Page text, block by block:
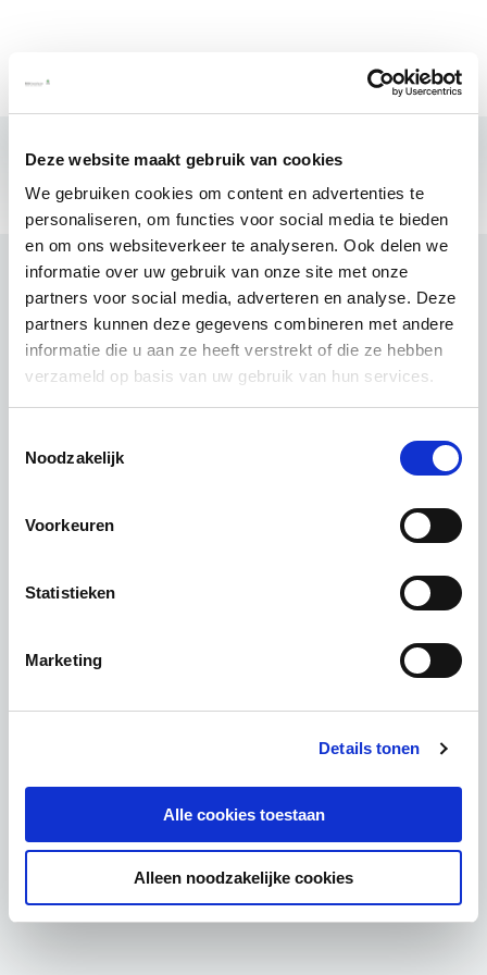
Deze website maakt gebruik van cookies
We gebruiken cookies om content en advertenties te
personaliseren, om functies voor social media te bieden
en om ons websiteverkeer te analyseren. Ook delen we
informatie over uw gebruik van onze site met onze
partners voor social media, adverteren en analyse. Deze
partners kunnen deze gegevens combineren met andere
informatie die u aan ze heeft verstrekt of die ze hebben
verzameld op basis van uw gebruik van hun services.
Noodzakelijk
Voorkeuren
Statistieken
Marketing
Details tonen
Alle cookies toestaan
Alleen noodzakelijke cookies